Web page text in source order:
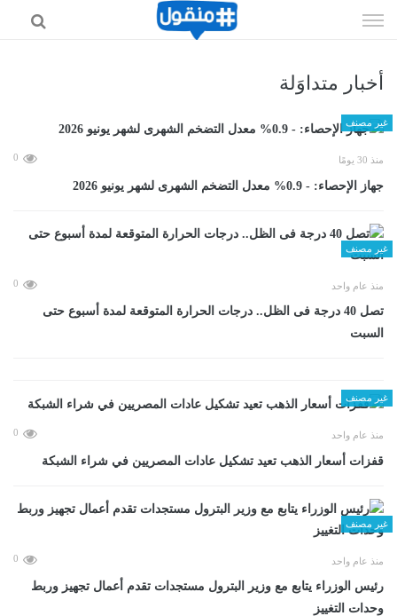
الى
أخبار متداوَلة
غير مصنف
منذ 30 يومًا 0
جهاز الإحصاء: - 0.9% معدل التضخم الشهرى لشهر يونيو 2026
غير مصنف
منذ عام واحد 0
تصل 40 درجة فى الظل.. درجات الحرارة المتوقعة لمدة أسبوع حتى
السبت
غير مصنف
منذ عام واحد 0
قفزات أسعار الذهب تعيد تشكيل عادات المصريين في شراء الشبكة
غير مصنف
منذ عام واحد 0
رئيس الوزراء يتابع مع وزير البترول مستجدات تقدم أعمال تجهيز وربط
وحدات التغييز